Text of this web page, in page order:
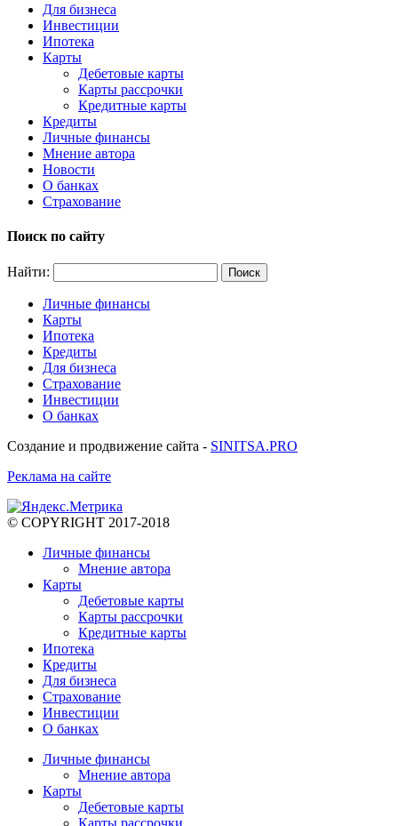
Для бизнеса
Инвестиции
Ипотека
Карты
Дебетовые карты
Карты рассрочки
Кредитные карты
Кредиты
Личные финансы
Мнение автора
Новости
О банках
Страхование
Поиск по сайту
Найти:
Личные финансы
Карты
Ипотека
Кредиты
Для бизнеса
Страхование
Инвестиции
О банках
Создание и продвижение сайта - SINITSA.PRO
Реклама на сайте
© COPYRIGHT 2017-2018
Личные финансы
Мнение автора
Карты
Дебетовые карты
Карты рассрочки
Кредитные карты
Ипотека
Кредиты
Для бизнеса
Страхование
Инвестиции
О банках
Личные финансы
Мнение автора
Карты
Дебетовые карты